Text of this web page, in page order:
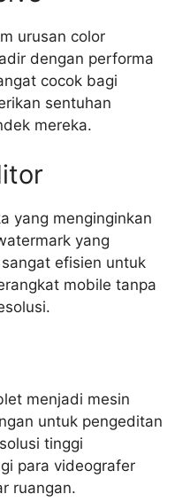
urusan color
dengan performa
cocok bagi
sentuhan
mereka.
yang menginginkan
yang
efisien untuk
mobile tanpa
menjadi mesin
untuk pengeditan
tinggi
para videografer
ruangan.